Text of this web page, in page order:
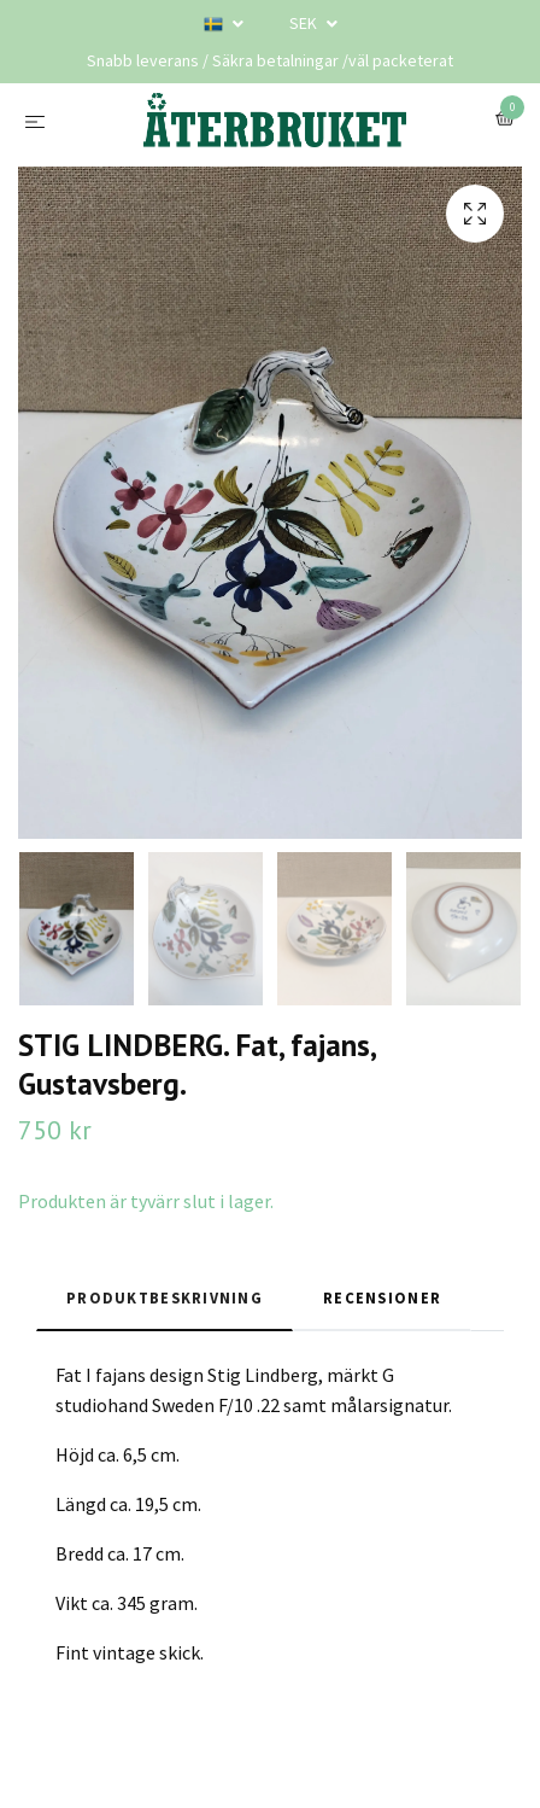
SEK
Snabb leverans / Säkra betalningar /väl packeterat
0
STIG LINDBERG. Fat, fajans,
Gustavsberg.
750 kr
Produkten är tyvärr slut i lager.
PRODUKTBESKRIVNING RECENSIONER
Fat I fajans design Stig Lindberg, märkt G
studiohand Sweden F/10 .22 samt målarsignatur.
Höjd ca. 6,5 cm.
Längd ca. 19,5 cm.
Bredd ca. 17 cm.
Vikt ca. 345 gram.
Fint vintage skick.